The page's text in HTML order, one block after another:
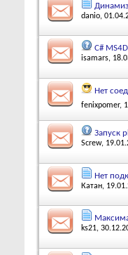
danio,
C#
isamars,
Нет
fenixpomer,
Запуск
Screw,
Нет
Катан,
ks21,